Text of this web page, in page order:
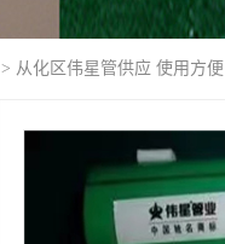
> 从化区伟星管供应 使用方便